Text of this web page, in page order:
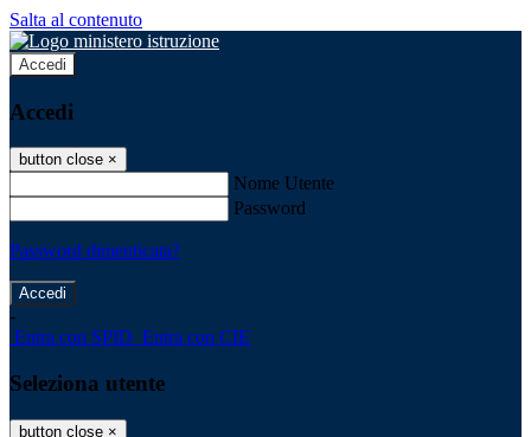
Salta al contenuto
Accedi
Accedi
button close ×
Nome Utente
Password
Password dimenticata?
-
Entra con SPID Entra con CIE
Seleziona utente
button close ×